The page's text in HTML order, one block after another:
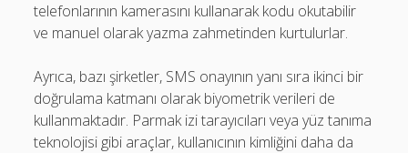
telefonlarının kamerasını kullanarak kodu okutabilir
ve manuel olarak yazma zahmetinden kurtulurlar.
Ayrıca, bazı şirketler, SMS onayının yanı sıra ikinci bir
doğrulama katmanı olarak biyometrik verileri de
kullanmaktadır. Parmak izi tarayıcıları veya yüz tanıma
teknolojisi gibi araçlar, kullanıcının kimliğini daha da